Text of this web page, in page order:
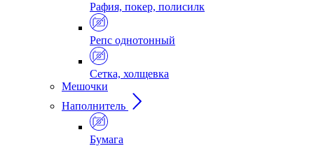
Рафия, покер, полисилк
Репс однотонный
Сетка, холщевка
Мешочки
Наполнитель
Бумага